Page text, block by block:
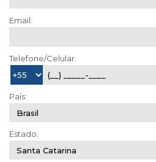
Email:
Telefone/Celular:
País:
Estado: